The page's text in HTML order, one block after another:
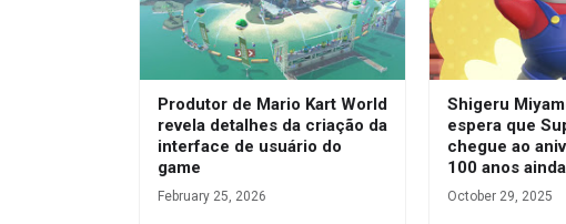
Produtor de Mario Kart World
revela detalhes da criação da
interface de usuário do
game
February 25, 2026
Shigeru
espera que
chegue ao
100 anos
October 29, 2025